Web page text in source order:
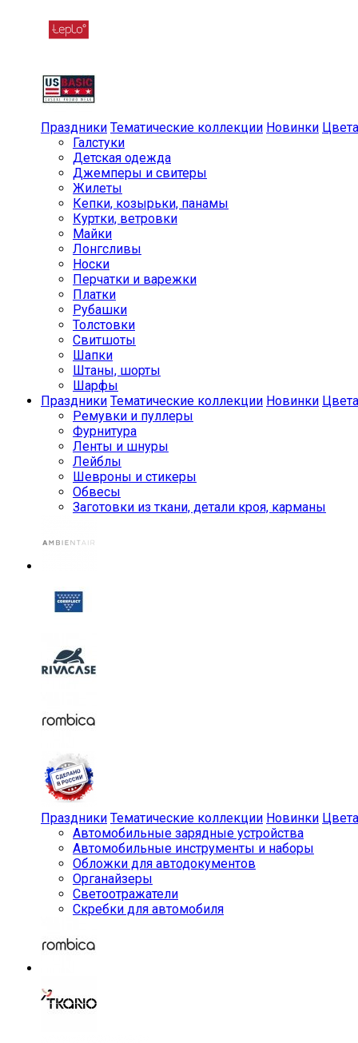
Праздники Тематические коллекции Новинки Цвета
Галстуки
Детская одежда
Джемперы и свитеры
Жилеты
Кепки, козырьки, панамы
Куртки, ветровки
Майки
Лонгсливы
Носки
Перчатки и варежки
Платки
Рубашки
Толстовки
Свитшоты
Шапки
Штаны, шорты
Шарфы
Праздники Тематические коллекции Новинки Цвета
Ремувки и пуллеры
Фурнитура
Ленты и шнуры
Лейблы
Шевроны и стикеры
Обвесы
Заготовки из ткани, детали кроя, карманы
Праздники Тематические коллекции Новинки Цвета
Автомобильные зарядные устройства
Автомобильные инструменты и наборы
Обложки для автодокументов
Органайзеры
Светоотражатели
Скребки для автомобиля